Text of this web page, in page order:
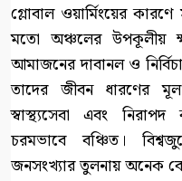
গ্লোবাল ওয়ার্মিংয়ের
মতো অঞ্চলের উপকূলীয়
আমাজনের দাবানল ও
তাদের জীবন ধারণের
স্বাস্থ্যসেবা এবং
চরমভাবে বঞ্চিত।
জনসংখ্যার তুলনায় অনেক